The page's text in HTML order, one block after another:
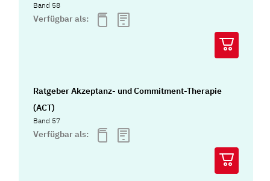
Band 58
Verfügbar als:
Ratgeber Akzeptanz- und Commitment-Therapie
(ACT)
Band 57
Verfügbar als: